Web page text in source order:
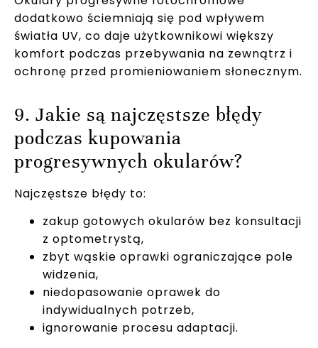
dodatkowo ściemniają się pod wpływem
światła UV, co daje użytkownikowi większy
komfort podczas przebywania na zewnątrz i
ochronę przed promieniowaniem słonecznym.
9. Jakie są najczęstsze błędy
podczas kupowania
progresywnych okularów?
Najczęstsze błędy to:
zakup gotowych okularów bez konsultacji
z optometrystą,
zbyt wąskie oprawki ograniczające pole
widzenia,
niedopasowanie oprawek do
indywidualnych potrzeb,
ignorowanie procesu adaptacji.